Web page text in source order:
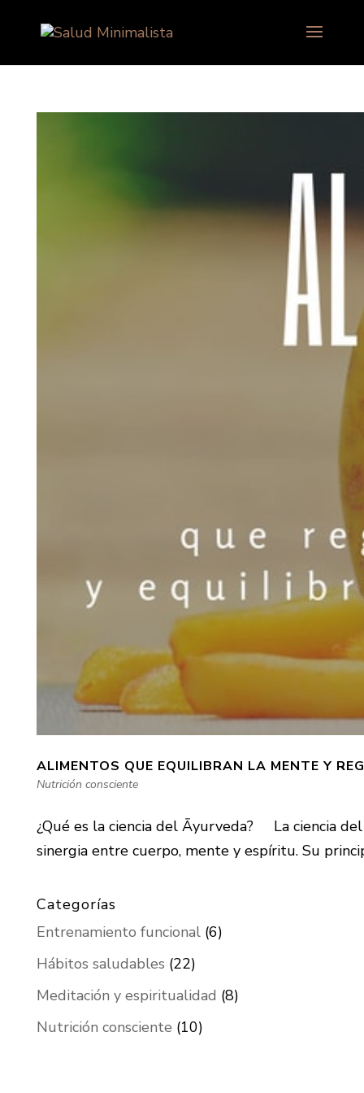
ALIMENTOS QUE EQUILIBRAN LA MENTE Y
Nutrición consciente
¿Qué es la ciencia del Āyurveda? La ciencia
sinergia entre cuerpo, mente y espíritu. Su
Categorías
Entrenamiento funcional(6)
Hábitos saludables (22)
Meditación y espiritualidad (8)
Nutrición consciente (10)